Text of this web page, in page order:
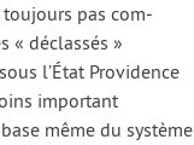
tou­jours pas com­
« déclas­sés »
l’État Providence
impor­tant
même du sys­tème